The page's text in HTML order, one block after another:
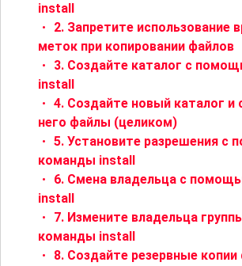
install
2. Запретите использование
меток при копировании файлов
3. Создайте каталог с
install
4. Создайте новый каталог и
него файлы (целиком)
5. Установите разрешения с
команды install
6. Смена владельца с
install
7. Измените владельца
команды install
8. Создайте резервные копии